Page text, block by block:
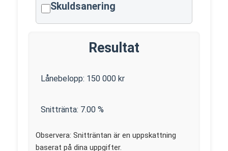
Skuldsanering
Resultat
Lånebelopp: 150 000 kr
Snittränta: 7.00 %
Observera: Snitträntan är en uppskattning
baserat på dina uppgifter.